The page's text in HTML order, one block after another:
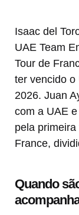
Isaac del
UAE Team
Tour de
ter vencido o
2026. Juan
com a UAE
pela
France,
Quando